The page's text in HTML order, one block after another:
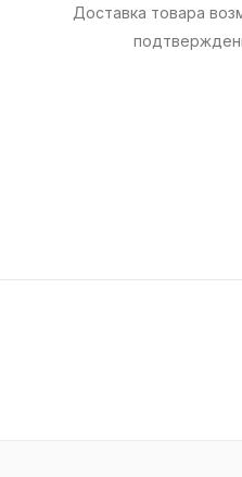
Доставка товара